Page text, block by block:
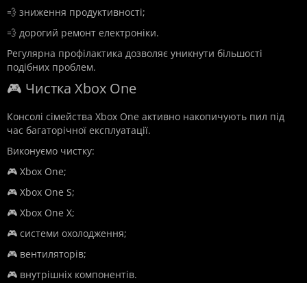
💨 зниження продуктивності;
💨 дорогий ремонт електроніки.
Регулярна профілактика дозволяє уникнути більшості
подібних проблем.
🎮 Чистка Xbox One
Консолі сімейства Xbox One активно накопичують пил під
час багаторічної експлуатації.
Виконуємо чистку:
🎮 Xbox One;
🎮 Xbox One S;
🎮 Xbox One X;
🎮 системи охолодження;
🎮 вентиляторів;
🎮 внутрішніх компонентів.